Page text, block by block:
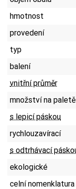
hmotnost
provedení
typ
balení
vnitřní průměr
množství na paletě
s lepicí páskou
rychlouzavírací
s odtrhávací
ekologické
celní nomenklatura